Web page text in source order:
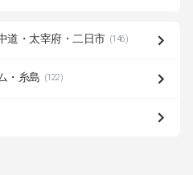
道・太宰府・二日市 (146)
・糸島 (122)